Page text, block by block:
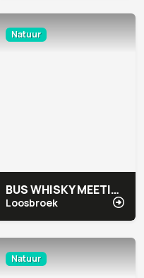
Natuur
BUS WHISKY MEETING & EVENTS
Loosbroek
Natuur